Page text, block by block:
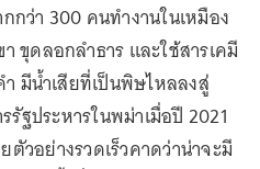
กว่า 300 คนทำงานในเหมือง
ขุดลอกลำธาร และใช้สารเคมี
มีน้ำเสียที่เป็นพิษไหลลงสู่
ฐประหารในพม่าเมื่อปี 2021
ตัวอย่างรวดเร็วคาดว่าน่าจะมี